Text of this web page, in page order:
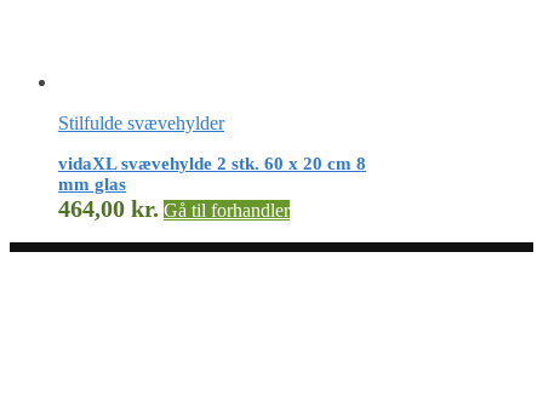
Stilfulde svævehylder
vidaXL svævehylde 2 stk. 60 x 20 cm 8
mm glas
464,00 kr. Gå til forhandler